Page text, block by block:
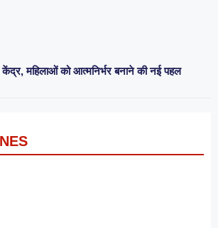
महिलाओं को आत्मनिर्भर बनाने की नई पहल